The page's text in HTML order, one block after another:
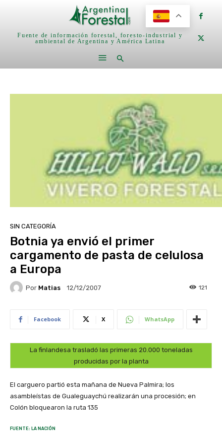
Fuente de información forestal, foresto-industrial y
ambiental de Argentina y América Latina
SIN CATEGORÍA
Botnia ya envió el primer
cargamento de pasta de celulosa
a Europa
Por Matias 12/12/2007 121
Facebook X WhatsApp
La finlandesa trasladó las primeras 20.000 toneladas
producidas por la planta
El carguero partió esta mañana de Nueva Palmira; los
asambleístas de Gualeguaychú realizarán una procesión; en
Colón bloquearon la ruta 135
FUENTE: LA NACIÓN